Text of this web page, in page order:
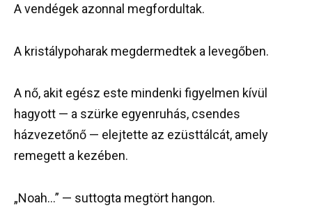
A vendégek azonnal megfordultak.
A kristálypoharak megdermedtek a levegőben.
A nő, akit egész este mindenki figyelmen kívül
hagyott — a szürke egyenruhás, csendes
házvezetőnő — elejtette az ezüsttálcát, amely
remegett a kezében.
„Noah…” — suttogta megtört hangon.